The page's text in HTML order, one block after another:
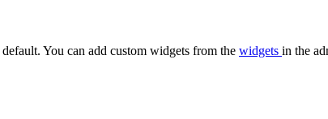
You can add custom widgets from the widgets in the